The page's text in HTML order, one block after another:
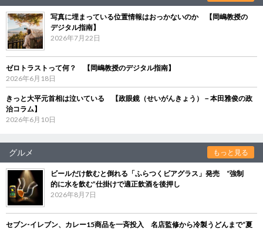
写真に埋まっている位置情報はおっかないのか 【岡嶋教授の
デジタル指南】
2026年7月22日
ゼロトラストって何？ 【岡嶋教授のデジタル指南】
2026年6月18日
きっと大平元首相は泣いている 【政眼鏡（せいがんきょう）－本田雅俊の政
治コラム】
2026年6月10日
グルメ もっと見る
ビールだけ飲むと倒れる「ふらつくビアグラス」発売 “強制
的に水を飲む”仕掛けで適正飲酒を後押し
2026年8月7日
セブン‐イレブン、カレー15商品を一斉投入 名店監修から冷製うどんまで“夏